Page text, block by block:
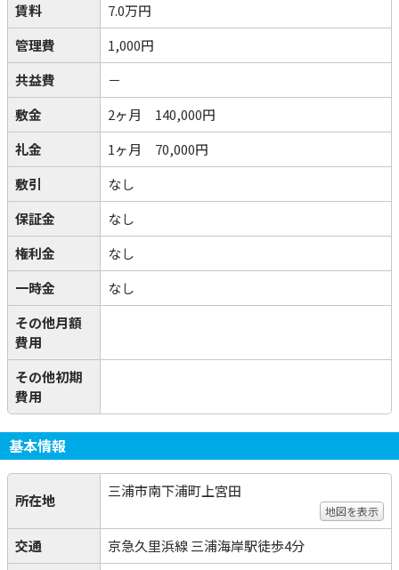
賃料
7.0万円
管理費
1,000円
共益費
－
敷金
2ヶ月 140,000円
礼金
1ヶ月 70,000円
敷引
なし
保証金
なし
権利金
なし
一時金
なし
その他月額
費用
その他初期
費用
基本情報
所在地
三浦市南下浦町上宮田
地図を表示
交通
京急久里浜線 三浦海岸駅徒歩4分